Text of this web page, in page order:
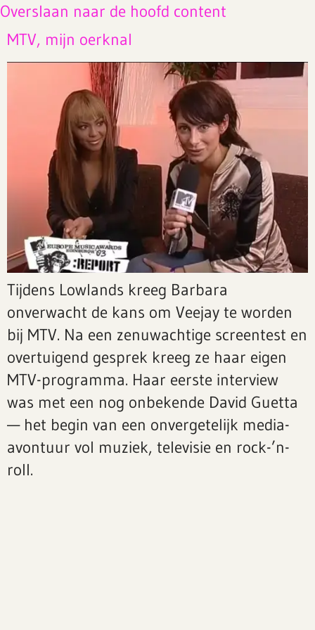
Overslaan naar de hoofd content
MTV, mijn oerknal
Tijdens Lowlands kreeg Barbara
onverwacht de kans om Veejay te worden
bij MTV. Na een zenuwachtige screentest en
overtuigend gesprek kreeg ze haar eigen
MTV-programma. Haar eerste interview
was met een nog onbekende David Guetta
— het begin van een onvergetelijk media-
avontuur vol muziek, televisie en rock-’n-
roll.